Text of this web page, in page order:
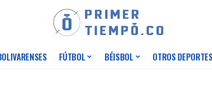
FÚTBOL BÉISBOL OTROS DEPORTES